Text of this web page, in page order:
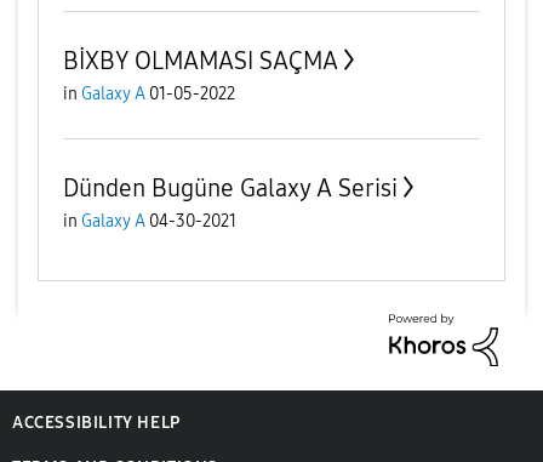
BİXBY OLMAMASI SAÇMA
in Galaxy A 01-05-2022
Dünden Bugüne Galaxy A Serisi
in Galaxy A 04-30-2021
ACCESSIBILITY HELP